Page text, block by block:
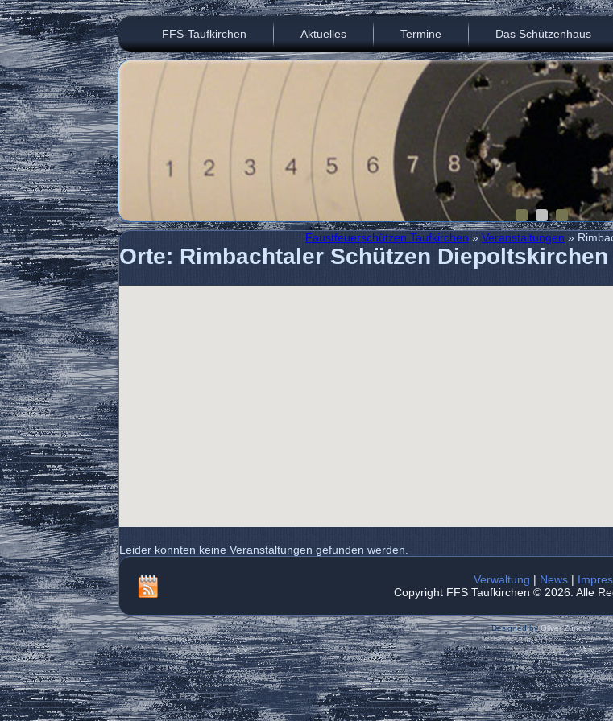
FFS-Taufkirchen Aktuelles Termine Das Schützenhaus
Faustfeuerschützen Taufkirchen » Veranstaltungen »
Orte: Rimbachtaler Schützen Diepoltskirchen
Leider konnten keine Veranstaltungen gefunden werden.
Verwaltung | News |
Copyright FFS Taufkirchen © 2026. Alle
Designed byOliver Zündel.